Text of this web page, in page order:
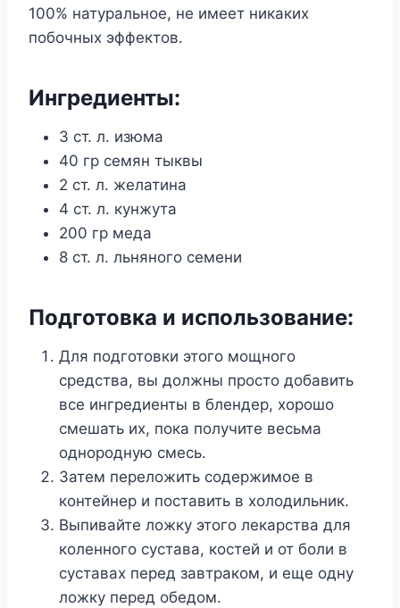
100% натуральное, не имеет никаких
побочных эффектов.
Ингредиенты:
3 ст. л. изюма
40 гр семян тыквы
2 ст. л. желатина
4 ст. л. кунжута
200 гр меда
8 ст. л. льняного семени
Подготовка и использование:
Для подготовки этого мощного
средства, вы должны просто добавить
все ингредиенты в блендер, хорошо
смешать их, пока получите весьма
однородную смесь.
Затем переложить содержимое в
контейнер и поставить в холодильник.
Выпивайте ложку этого лекарства для
коленного сустава, костей и от боли в
суставах перед завтраком, и еще одну
ложку перед обедом.